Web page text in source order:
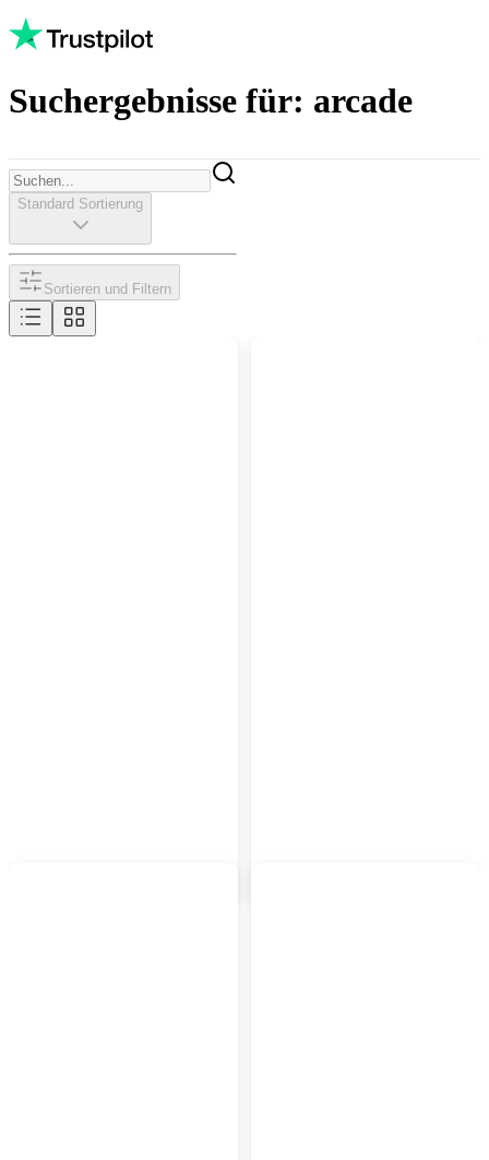
Suchergebnisse für: arcade
Standard Sortierung
Sortieren und Filtern